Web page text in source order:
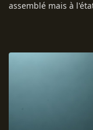
assemblé mais à